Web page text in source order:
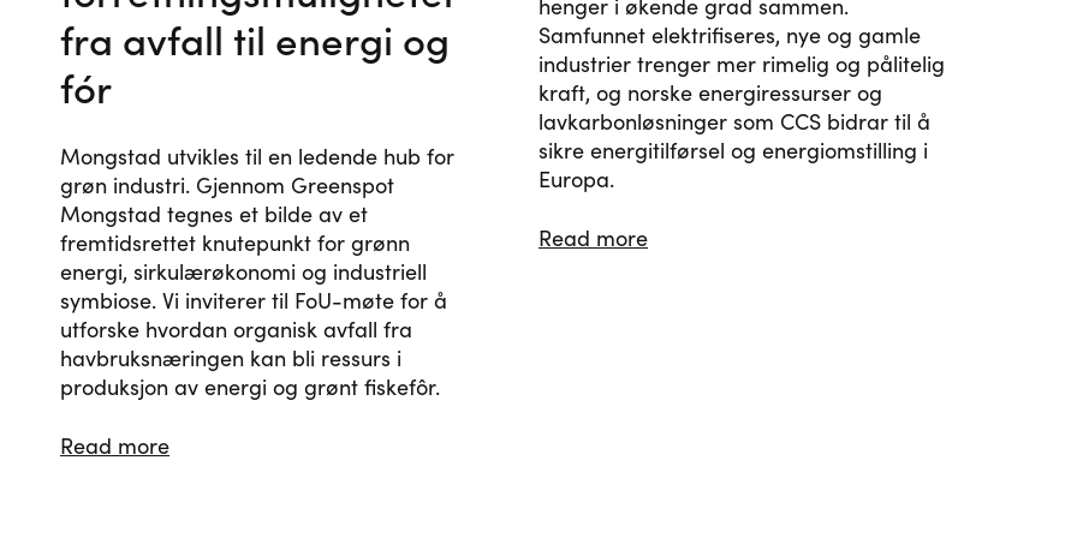
fra avfall til energi og
fór
Mongstad utvikles til en ledende hub for
grøn industri. Gjennom Greenspot
Mongstad tegnes et bilde av et
fremtidsrettet knutepunkt for grønn
energi, sirkulærøkonomi og industriell
symbiose. Vi inviterer til FoU-møte for å
utforske hvordan organisk avfall fra
havbruksnæringen kan bli ressurs i
produksjon av energi og grønt fiskefôr.
Read more
henger i økende grad sammen.
Samfunnet elektrifiseres, nye og gamle
industrier trenger mer rimelig og pålitelig
kraft, og norske energiressurser og
lavkarbonløsninger som CCS bidrar til å
sikre energitilførsel og energiomstilling i
Europa.
Read more